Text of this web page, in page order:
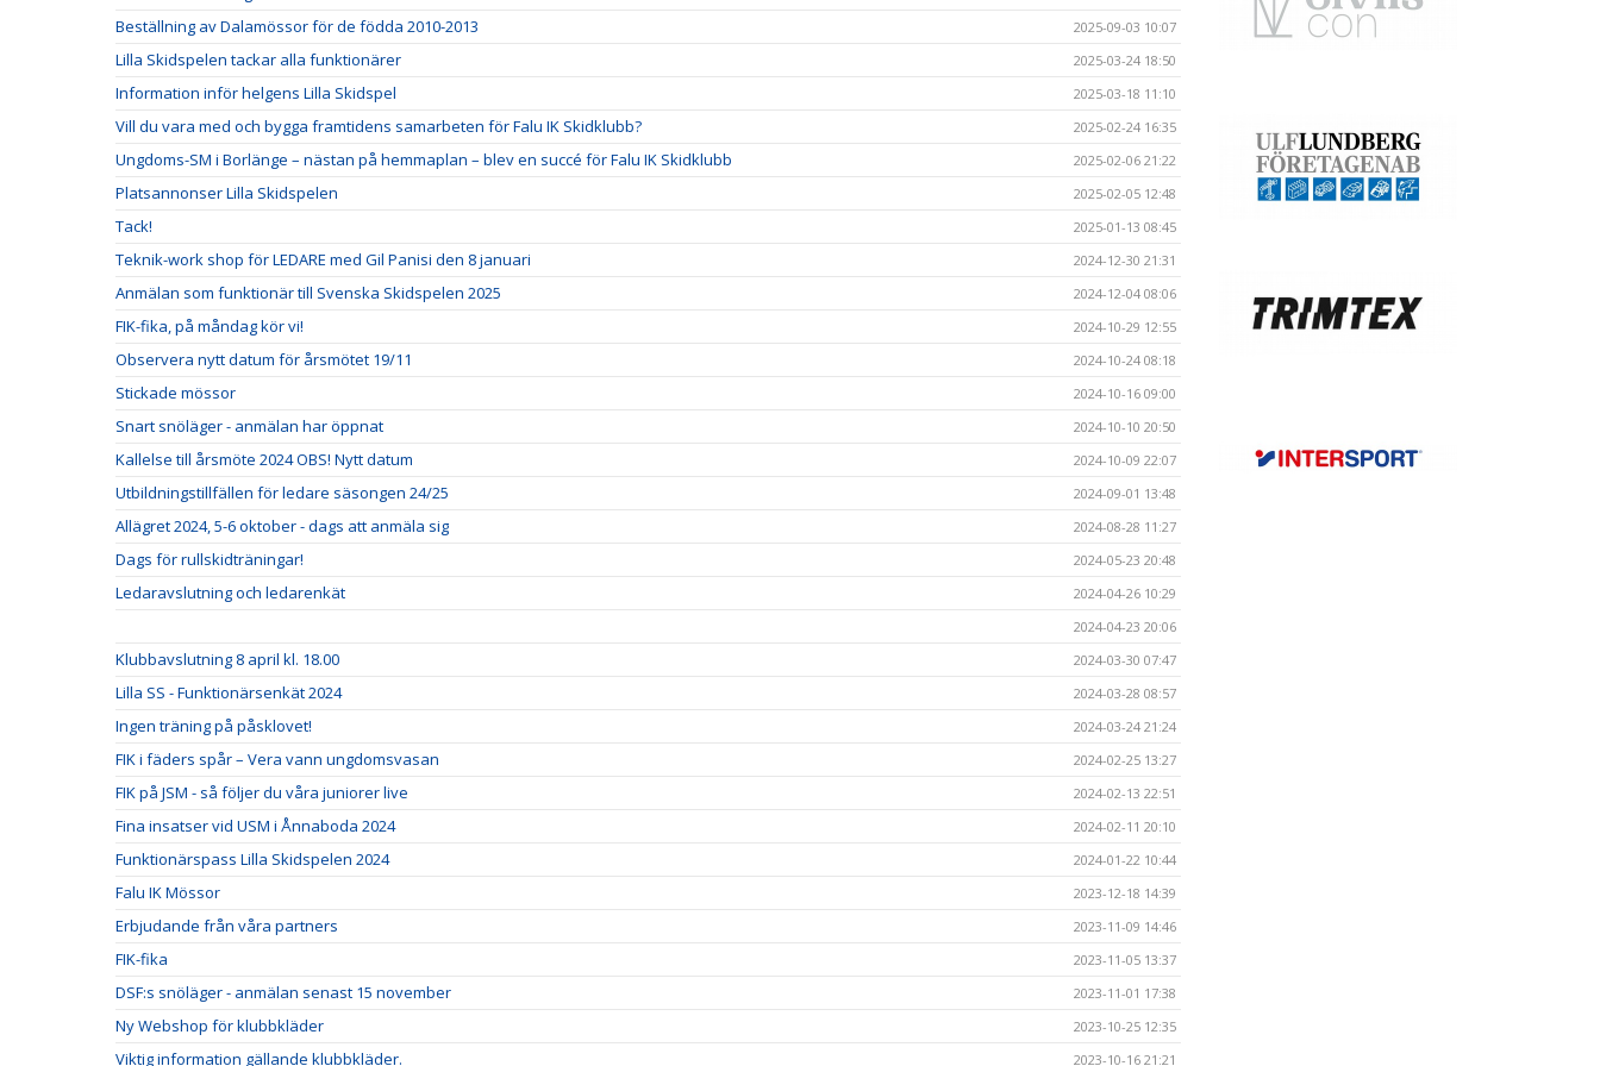
Beställning av Dalamössor för de födda 2010-2013 2025-09-03 10:07
Lilla Skidspelen tackar alla funktionärer 2025-03-24 18:50
Information inför helgens Lilla Skidspel 2025-03-18 11:10
Vill du vara med och bygga framtidens samarbeten för Falu IK Skidklubb? 2025-02-24 16:35
Ungdoms-SM i Borlänge – nästan på hemmaplan – blev en succé för Falu IK Skidklubb 2025-02-06 21:22
Platsannonser Lilla Skidspelen 2025-02-05 12:48
Tack! 2025-01-13 08:45
Teknik-work shop för LEDARE med Gil Panisi den 8 januari 2024-12-30 21:31
Anmälan som funktionär till Svenska Skidspelen 2025 2024-12-04 08:06
FIK-fika, på måndag kör vi! 2024-10-29 12:55
Observera nytt datum för årsmötet 19/11 2024-10-24 08:18
Stickade mössor 2024-10-16 09:00
Snart snöläger - anmälan har öppnat 2024-10-10 20:50
Kallelse till årsmöte 2024 OBS! Nytt datum 2024-10-09 22:07
Utbildningstillfällen för ledare säsongen 24/25 2024-09-01 13:48
Allägret 2024, 5-6 oktober - dags att anmäla sig 2024-08-28 11:27
Dags för rullskidträningar! 2024-05-23 20:48
Ledaravslutning och ledarenkät
2024-04-26 10:29
2024-04-23 20:06
Klubbavslutning 8 april kl. 18.00 2024-03-30 07:47
Lilla SS - Funktionärsenkät 2024 2024-03-28 08:57
Ingen träning på påsklovet! 2024-03-24 21:24
FIK i fäders spår – Vera vann ungdomsvasan 2024-02-25 13:27
FIK på JSM - så följer du våra juniorer live 2024-02-13 22:51
Fina insatser vid USM i Ånnaboda 2024 2024-02-11 20:10
Funktionärspass Lilla Skidspelen 2024 2024-01-22 10:44
Falu IK Mössor 2023-12-18 14:39
Erbjudande från våra partners 2023-11-09 14:46
FIK-fika 2023-11-05 13:37
DSF:s snöläger - anmälan senast 15 november 2023-11-01 17:38
Ny Webshop för klubbkläder 2023-10-25 12:35
Viktig information gällande klubbkläder. 2023-10-16 21:21